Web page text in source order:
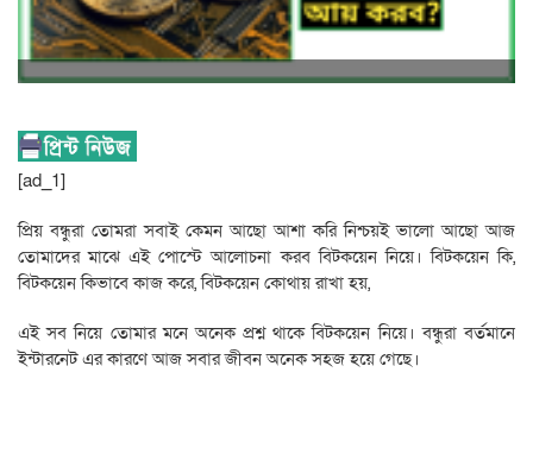
[ad_1]
প্রিয় বন্ধুরা তোমরা সবাই কেমন আছো আশা করি নিশ্চয়ই ভালো আছো আজ
তোমাদের মাঝে এই পোস্টে আলোচনা করব বিটকয়েন নিয়ে। বিটকয়েন কি,
বিটকয়েন কিভাবে কাজ করে, বিটকয়েন কোথায় রাখা হয়,
এই সব নিয়ে তোমার মনে অনেক প্রশ্ন থাকে বিটকয়েন নিয়ে। বন্ধুরা বর্তমানে
ইন্টারনেট এর কারণে আজ সবার জীবন অনেক সহজ হয়ে গেছে।